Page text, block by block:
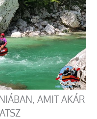
AMIT AKÁR